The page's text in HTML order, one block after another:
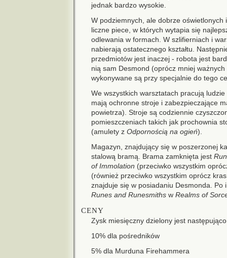
jednak bardzo wysokie.
W podziemnych, ale dobrze
liczne piece, w których wytapia się
odlewania w formach. W szlifierniach i
nabierają ostatecznego kształtu.
przedmiotów jest inaczej - robota jest
nią sam Desmond (oprócz mniej
wykonywane są przy specjalnie do tego
We wszystkich warsztatach pracują
mają ochronne stroje i zabezpieczające
powietrza). Stroje są codziennie
pomieszczeniach takich jak prochownia
(amulety z Odpornością na ogień).
Magazyn, znajdujący się w poszerzonej
stalową bramą. Brama zamknięta jest
of Immolation (przeciwko wszystkim
(również przeciwko wszystkim oprócz
znajduje się w posiadaniu Desmonda.
Runes and Runesmiths w Realms of
CENY
Zysk miesięczny dzielony jest
10% dla pośredników
5% dla Murduna Firehammera